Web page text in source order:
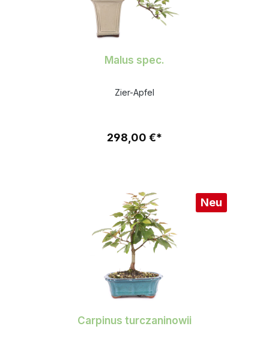
Malus spec.
Zier-Apfel
298,00 €*
Neu
Carpinus turczaninowii